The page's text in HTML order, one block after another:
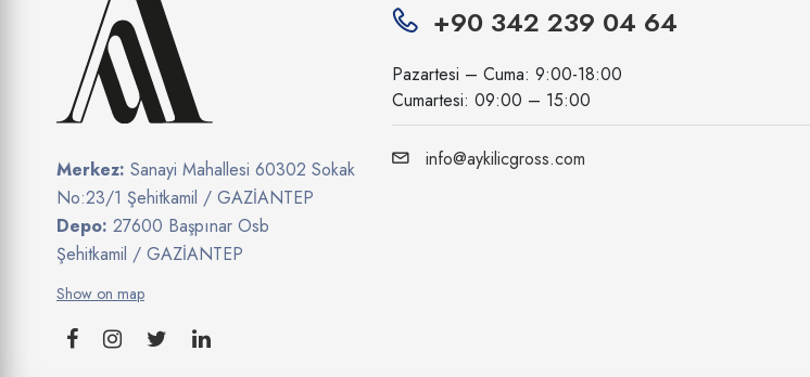
Merkez: Sanayi Mahallesi 60302 Sokak
No:23/1 Şehitkamil / GAZİANTEP
Depo: 27600 Başpınar Osb
Şehitkamil / GAZİANTEP
Show on map
+90 342 239 04 64
Pazartesi – Cuma: 9:00-18:00
Cumartesi: 09:00 – 15:00
info@aykilicgross.com